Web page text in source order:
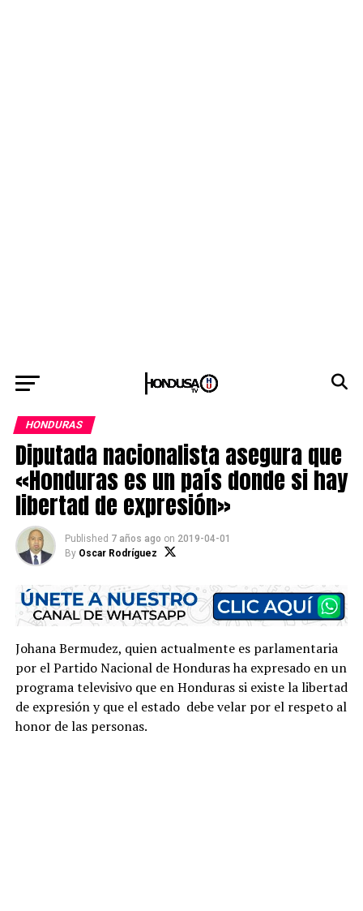
HONDURAS
Diputada nacionalista asegura que
«Honduras es un país donde si hay
libertad de expresión»
Published 7 años ago on 2019-04-01
By Oscar Rodríguez
Johana Bermudez, quien actualmente es parlamentaria
por el Partido Nacional de Honduras ha expresado en un
programa televisivo que en Honduras si existe la libertad
de expresión y que el estado debe velar por el respeto al
honor de las personas.